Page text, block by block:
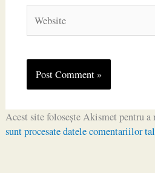
Acest site folosește Akismet pentru a
sunt procesate datele comentariilor